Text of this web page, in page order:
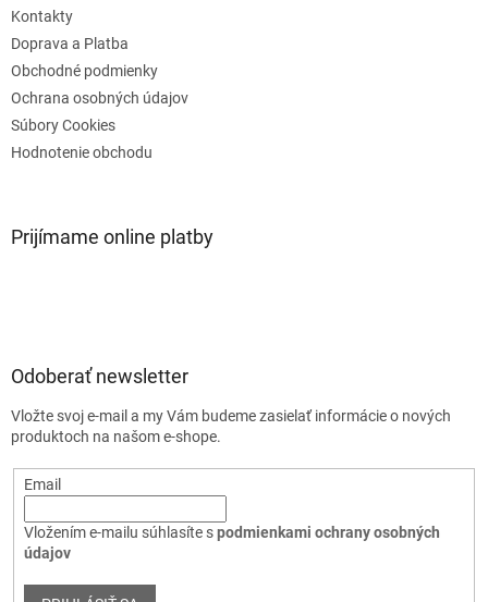
Kontakty
Doprava a Platba
Obchodné podmienky
Ochrana osobných údajov
Súbory Cookies
Hodnotenie obchodu
Prijímame online platby
Odoberať newsletter
Vložte svoj e-mail a my Vám budeme zasielať informácie o nových
produktoch na našom e-shope.
Email
Vložením e-mailu súhlasíte spodmienkami ochrany osobných
údajov